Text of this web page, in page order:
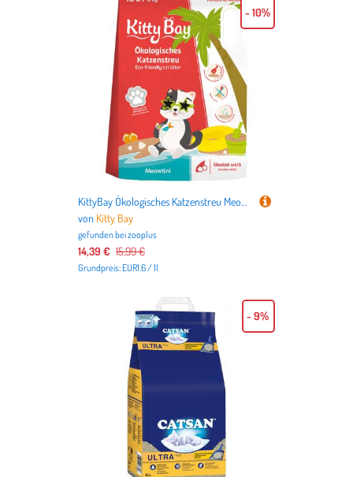
KittyBay Ökologisches Katzenstreu Meowtini Weißer Maniok - 10 l (6 kg)
von Kitty Bay
gefunden beizooplus
14,39 € 15,99 €
Grundpreis: EUR1.6 / 1l
- 10%
- 9%